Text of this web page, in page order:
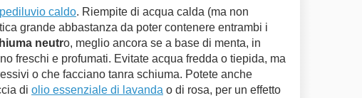
pediluvio caldo. Riempite di acqua calda (ma non
grande abbastanza da poter contenere entrambi i
neutro, meglio ancora se a base di menta, in
freschi e profumati. Evitate acqua fredda o tiepida, ma
o che facciano tanra schiuma. Potete anche
di olio essenziale di lavanda o di rosa, per un effetto